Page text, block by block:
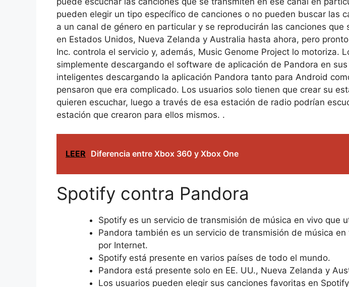
pueden elegir un tipo específico de canciones o no pueden buscar las
a un canal de género en particular y se reproducirán las canciones
en Estados Unidos, Nueva Zelanda y Australia hasta ahora, pero
Inc. controla el servicio y, además, Music Genome Project lo
simplemente descargando el software de aplicación de Pandora en
inteligentes descargando la aplicación Pandora tanto para Android
pensaron que era complicado. Los usuarios solo tienen que crear su
quieren escuchar, luego a través de esa estación de radio podrían
estación que crearon para ellos mismos. .
LEER Diferencia entre Xbox 360 y Xbox One
Spotify contra Pandora
Spotify es un servicio de transmisión de música en vivo que
Pandora también es un servicio de transmisión de música
por Internet.
Spotify está presente en varios países de todo el mundo.
Pandora está presente solo en EE. UU., Nueva Zelanda y
Los usuarios pueden elegir sus canciones favoritas en